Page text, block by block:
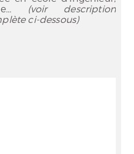
... (voir description
ci-dessous)